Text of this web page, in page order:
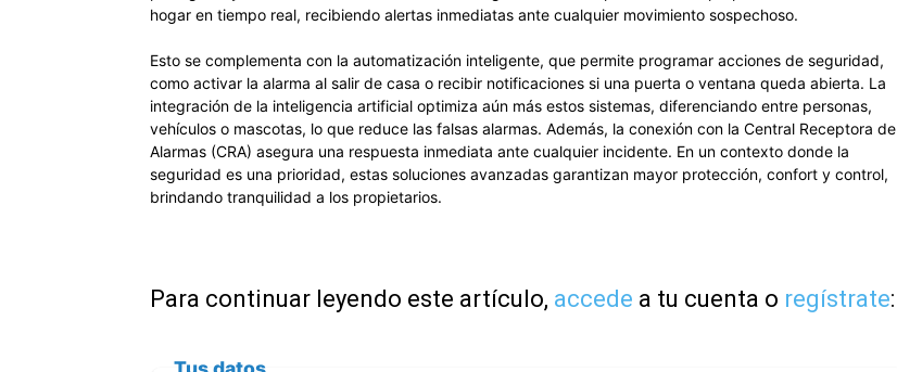
hogar en tiempo real, recibiendo alertas inmediatas ante cualquier movimiento sospechoso.
Esto se complementa con la automatización inteligente, que permite programar acciones de seguridad,
como activar la alarma al salir de casa o recibir notificaciones si una puerta o ventana queda abierta. La
integración de la inteligencia artificial optimiza aún más estos sistemas, diferenciando entre personas,
vehículos o mascotas, lo que reduce las falsas alarmas. Además, la conexión con la Central Receptora de
Alarmas (CRA) asegura una respuesta inmediata ante cualquier incidente. En un contexto donde la
seguridad es una prioridad, estas soluciones avanzadas garantizan mayor protección, confort y control,
brindando tranquilidad a los propietarios.
Para continuar leyendo este artículo, accede a tu cuenta o regístrate: